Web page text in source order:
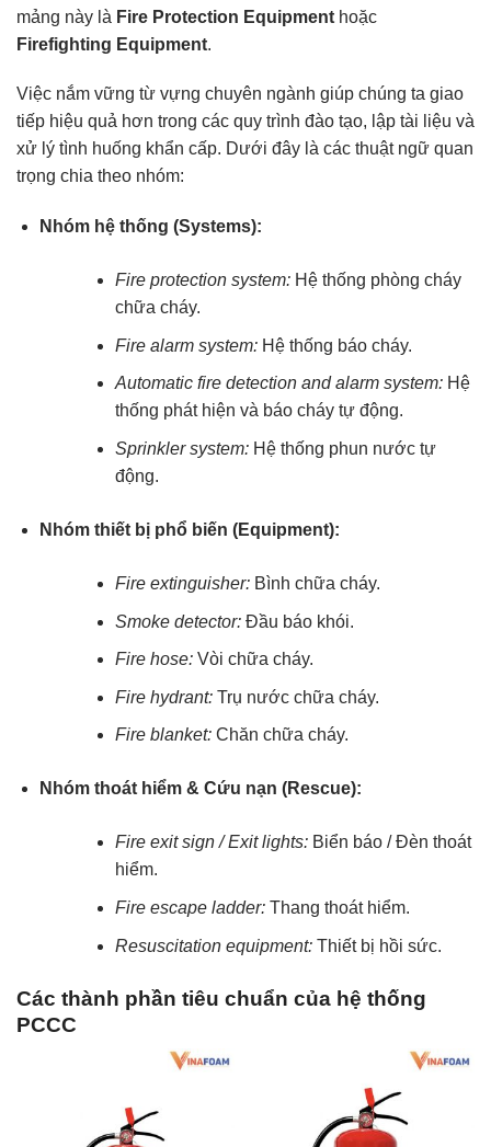
mảng này là Fire Protection Equipment hoặc
Firefighting Equipment.
Việc nắm vững từ vựng chuyên ngành giúp chúng ta giao
tiếp hiệu quả hơn trong các quy trình đào tạo, lập tài liệu và
xử lý tình huống khẩn cấp. Dưới đây là các thuật ngữ quan
trọng chia theo nhóm:
Nhóm hệ thống (Systems):
Fire protection system:Hệ thống phòng cháy
chữa cháy.
Fire alarm system:Hệ thống báo cháy.
Automatic fire detection and alarm system:Hệ
thống phát hiện và báo cháy tự động.
Sprinkler system:Hệ thống phun nước tự
động.
Nhóm thiết bị phổ biến (Equipment):
Fire extinguisher:Bình chữa cháy.
Smoke detector:Đầu báo khói.
Fire hose:Vòi chữa cháy.
Fire hydrant:Trụ nước chữa cháy.
Fire blanket:Chăn chữa cháy.
Nhóm thoát hiểm & Cứu nạn (Rescue):
Fire exit sign / Exit lights:Biển báo / Đèn thoát
hiểm.
Fire escape ladder:Thang thoát hiểm.
Resuscitation equipment:Thiết bị hồi sức.
Các thành phần tiêu chuẩn của hệ thống
PCCC